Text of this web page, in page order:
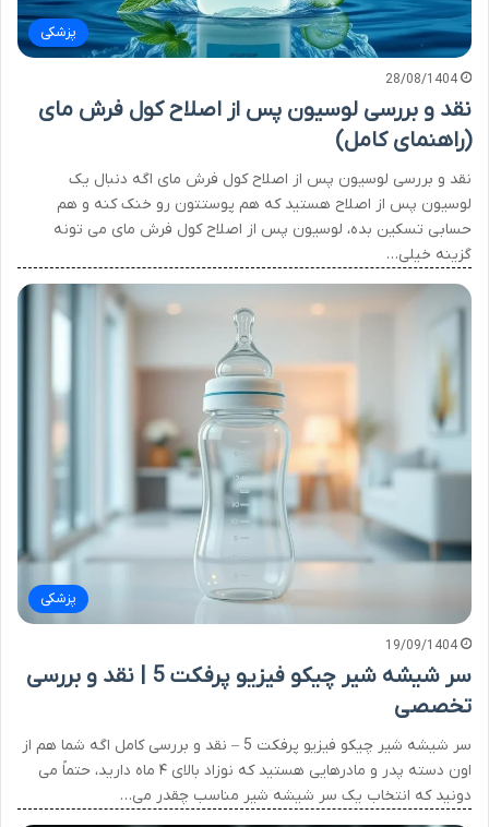
پزشکی
28/08/1404
نقد و بررسی لوسیون پس از اصلاح کول فرش مای
(راهنمای کامل)
نقد و بررسی لوسیون پس از اصلاح کول فرش مای اگه دنبال یک
لوسیون پس از اصلاح هستید که هم پوستتون رو خنک کنه و هم
حسابی تسکین بده، لوسیون پس از اصلاح کول فرش مای می تونه
گزینه خیلی…
پزشکی
19/09/1404
سر شیشه شیر چیکو فیزیو پرفکت 5 | نقد و بررسی
تخصصی
سر شیشه شیر چیکو فیزیو پرفکت 5 – نقد و بررسی کامل اگه شما هم از
اون دسته پدر و مادرهایی هستید که نوزاد بالای ۴ ماه دارید، حتماً می
دونید که انتخاب یک سر شیشه شیر مناسب چقدر می…